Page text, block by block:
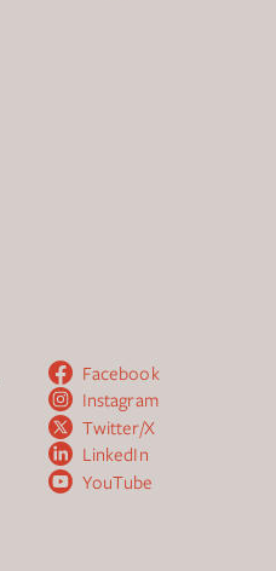
Facebook
Instagram
Twitter/X
LinkedIn
YouTube